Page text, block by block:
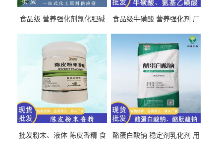
食品级 营养强化剂氯化胆碱
食品级牛磺酸 营养强化剂 厂
批发粉末、液体 陈皮香精 食
酪蛋白酸钠 稳定剂乳化剂 用